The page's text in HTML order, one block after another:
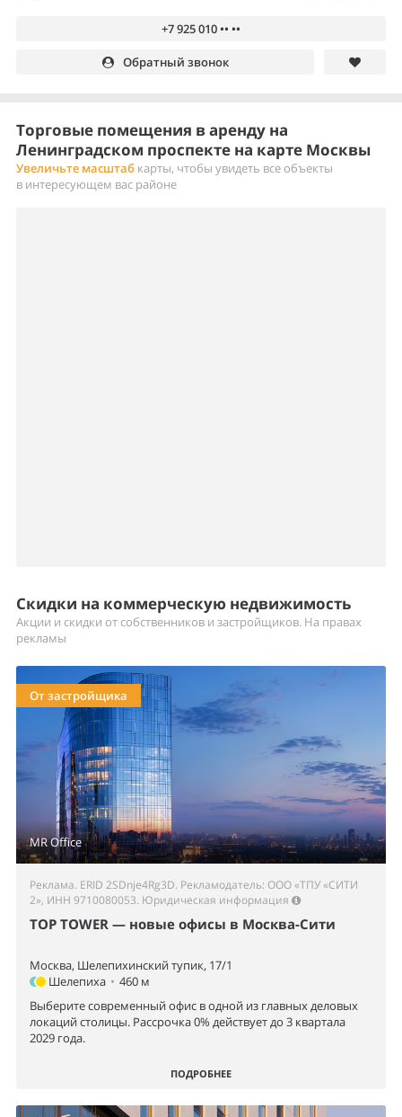
+7 925 010 •• ••
Обратный звонок
Торговые помещения в аренду на
Ленинградском проспекте на карте Москвы
Увеличьте масштаб карты, чтобы увидеть все объекты
в интересующем вас районе
Скидки на коммерческую недвижимость
Акции и скидки от собственников и застройщиков. На правах
рекламы
MR Office
От застройщика
Реклама. ERID 2SDnje4Rg3D. Рекламодатель: ООО «ТПУ «СИТИ
2», ИНН 9710080053. Юридическая информация
TOP TOWER — новые офисы в Москва-Сити
Москва, Шелепихинский тупик, 17/1
Шелепиха • 460 м
Выберите современный офис в одной из главных деловых
локаций столицы. Рассрочка 0% действует до 3 квартала
2029 года.
ПОДРОБНЕЕ